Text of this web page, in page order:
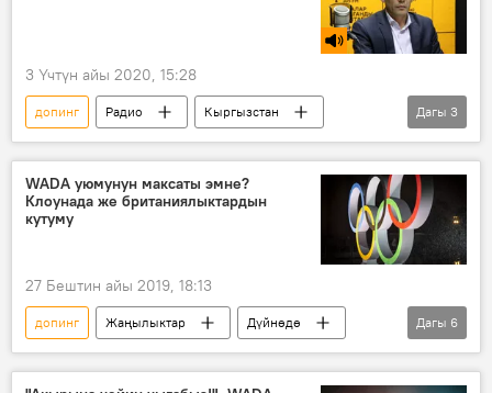
3 Үчтүн айы 2020, 15:28
допинг Радио
Кыргызстан
Спорт
жоопкерчилик конгресс
Дагы 3
WADA уюмунун максаты эмне?
Клоунада же британиялыктардын
кутуму
27 Бештин айы 2019, 18:13
допинг Жаңылыктар
Дүйнөдө
Спорт
Саясат
олимпиада
WADA
комитет Токио
Дагы 6